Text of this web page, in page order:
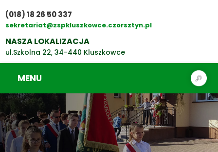
(018) 18 26 50 337
sekretariat@zspkluszkowce.czorsztyn.pl
NASZA LOKALIZACJA
ul.Szkolna 22, 34-440 Kluszkowce
MENU